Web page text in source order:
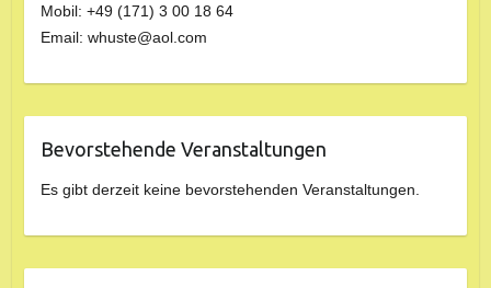
Mobil: +49 (171) 3 00 18 64
Email: whuste@aol.com
Bevorstehende Veranstaltungen
Es gibt derzeit keine bevorstehenden Veranstaltungen.